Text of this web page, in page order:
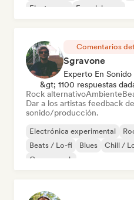
Electropop French house
Comentarios
Sgravone
Experto En Sonido
&gt; 1100 respuestas
Rock alternativoAmbiente
Dar a los artistas feedback
sonido/producción.
Electrónica experimental
Beats / Lo-fi
Blues Chill /
Garage rock